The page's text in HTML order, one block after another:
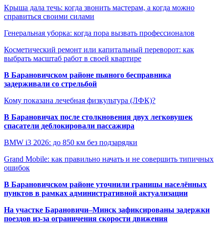
Крыша дала течь: когда звонить мастерам, а когда можно
справиться своими силами
Генеральная уборка: когда пора вызвать профессионалов
Косметический ремонт или капитальный переворот: как
выбрать масштаб работ в своей квартире
В Барановичском районе пьяного бесправника
задерживали со стрельбой
Кому показана лечебная физкультура (ЛФК)?
В Барановичах после столкновения двух легковушек
спасатели деблокировали пассажира
BMW i3 2026: до 850 км без подзарядки
Grand Mobile: как правильно начать и не совершить типичных
ошибок
В Барановичском районе уточнили границы населённых
пунктов в рамках административной актуализации
На участке Барановичи–Минск зафиксированы задержки
поездов из-за ограничения скорости движения